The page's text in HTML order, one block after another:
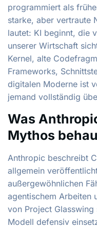
programmiert als
starke, aber vertraute
lautet: KI beginnt, die
unserer Wirtschaft
Kernel, alte
Frameworks,
digitalen Moderne ist
jemand vollständig
Was
Mythos
Anthropic beschreibt
allgemein
außergewöhnlichen
agentischem Arbeiten
von Project
Modell defensiv